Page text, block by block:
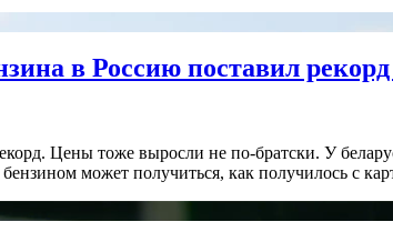
в Россию поставил
Цены тоже выросли не по-братски. У
может получиться, как получилось с